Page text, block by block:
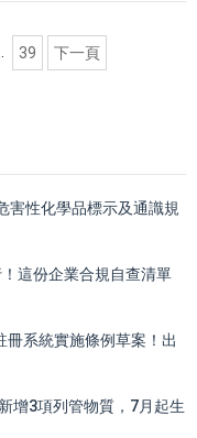
39 下一頁
害性化學品標示及通識規
這份企業合規自查清單
冊系統實施條例草案！出
增3項列管物質，7月起生